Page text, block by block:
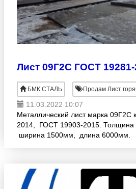
БМК СТАЛЬ Продам Лист
11.03.2022 10:07
Металлический лист марка 09Г2С
2014, ГОСТ 19903-2015. Толщина
ширина 1500мм, длина 6000мм.